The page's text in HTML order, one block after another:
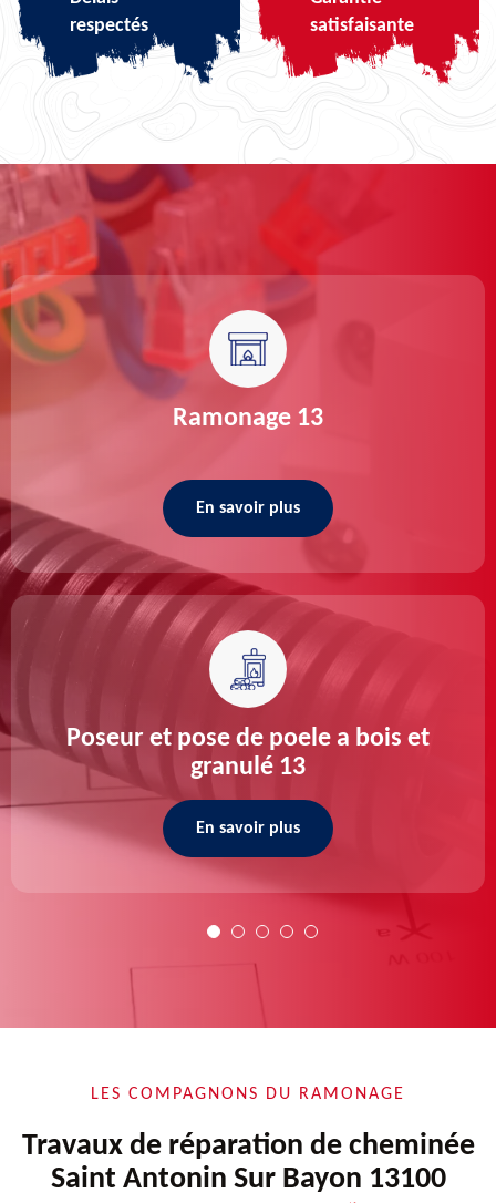
respectés
satisfaisante
Ramonage 13
En savoir plus
Poseur et pose de poele a bois et
granulé 13
En savoir plus
LES COMPAGNONS DU RAMONAGE
Travaux de réparation de cheminée
Saint Antonin Sur Bayon 13100